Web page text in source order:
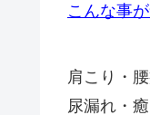
こんな事
肩こり・
尿漏れ・